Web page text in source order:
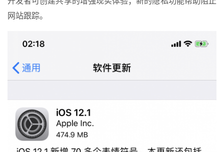
网站跟踪。